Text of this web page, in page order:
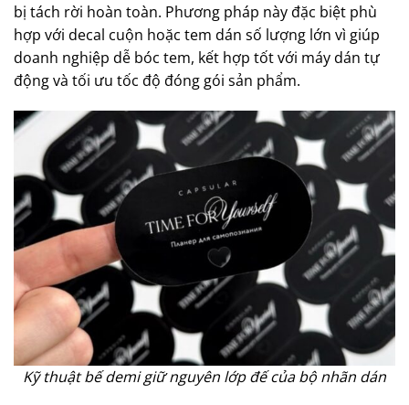
bị tách rời hoàn toàn. Phương pháp này đặc biệt phù
hợp với decal cuộn hoặc tem dán số lượng lớn vì giúp
doanh nghiệp dễ bóc tem, kết hợp tốt với máy dán tự
động và tối ưu tốc độ đóng gói sản phẩm.
Kỹ thuật bế demi giữ nguyên lớp đế của bộ nhãn dán